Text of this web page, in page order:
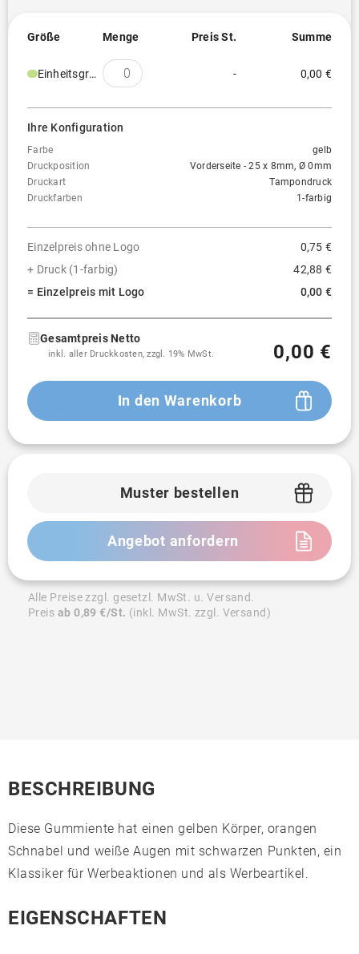
Größe Menge Preis St. Summe
Einheitsgröße - 0,00 €
Ihre Konfiguration
Farbe
gelb
Druckposition
Vorderseite - 25 x 8mm, Ø 0mm
Druckart
Tampondruck
Druckfarben
1-farbig
Einzelpreis ohne Logo
0,75 €
+ Druck (1-farbig)
42,88 €
= Einzelpreis mit Logo
0,00 €
Gesamtpreis Netto
inkl. aller Druckkosten, zzgl. 19% MwSt. 0,00 €
In den Warenkorb
Muster bestellen
Angebot anfordern
Alle Preise zzgl. gesetzl. MwSt. u. Versand.
Preis ab 0,89 €/St. (inkl. MwSt. zzgl. Versand)
BESCHREIBUNG
Diese Gummiente hat einen gelben Körper, orangen
Schnabel und weiße Augen mit schwarzen Punkten, ein
Klassiker für Werbeaktionen und als Werbeartikel.
EIGENSCHAFTEN